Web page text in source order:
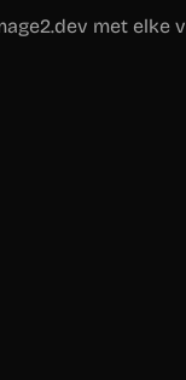
met elke